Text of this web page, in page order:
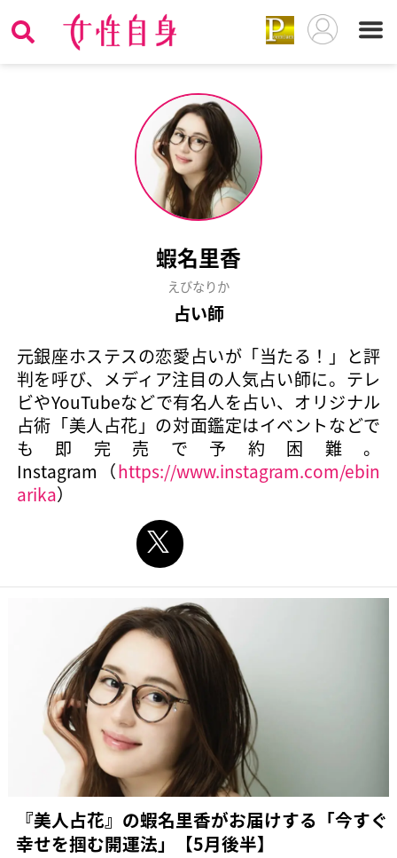
蝦名里香
えびなりか
占い師
元銀座ホステスの恋愛占いが「当たる！」と評
判を呼び、メディア注目の人気占い師に。テレ
ビやYouTubeなどで有名人を占い、オリジナル
占術「美人占花」の対面鑑定はイベントなどで
も即完売で予約困難。
Instagram（https://www.instagram.com/ebin
arika）
『美人占花』の蝦名里香がお届けする「今すぐ
幸せを掴む開運法」【5月後半】